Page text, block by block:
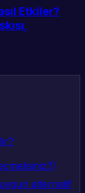
Etkiler?
uygun alternatif